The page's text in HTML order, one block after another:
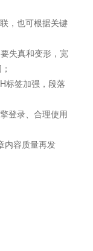
，也可根据关键
失真和变形，宽
标签加强，段落
登录、合理使用
内容质量再发